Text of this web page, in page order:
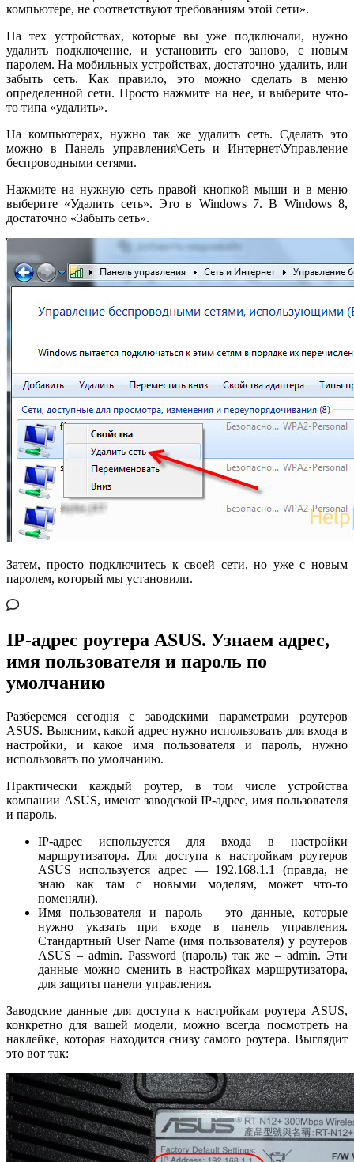
компьютере, не соответствуют требованиям этой сети».
На тех устройствах, которые вы уже подключали, нужно
удалить подключение, и установить его заново, с новым
паролем. На мобильных устройствах, достаточно удалить, или
забыть сеть. Как правило, это можно сделать в меню
определенной сети. Просто нажмите на нее, и выберите что-
то типа «удалить».
На компьютерах, нужно так же удалить сеть. Сделать это
можно в Панель управления\Сеть и Интернет\Управление
беспроводными сетями.
Нажмите на нужную сеть правой кнопкой мыши и в меню
выберите «Удалить сеть». Это в Windows 7. В Windows 8,
достаточно «Забыть сеть».
Затем, просто подключитесь к своей сети, но уже с новым
паролем, который мы установили.
IP-адрес роутера ASUS. Узнаем адрес,
имя пользователя и пароль по
умолчанию
Разберемся сегодня с заводскими параметрами роутеров
ASUS. Выясним, какой адрес нужно использовать для входа в
настройки, и какое имя пользователя и пароль, нужно
использовать по умолчанию.
Практически каждый роутер, в том числе устройства
компании ASUS, имеют заводской IP-адрес, имя пользователя
и пароль.
IP-адрес используется для входа в настройки
маршрутизатора. Для доступа к настройкам роутеров
ASUS используется адрес — 192.168.1.1 (правда, не
знаю как там с новыми моделям, может что-то
поменяли).
Имя пользователя и пароль – это данные, которые
нужно указать при входе в панель управления.
Стандартный User Name (имя пользователя) у роутеров
ASUS – admin. Password (пароль) так же – admin. Эти
данные можно сменить в настройках маршрутизатора,
для защиты панели управления.
Заводские данные для доступа к настройкам роутера ASUS,
конкретно для вашей модели, можно всегда посмотреть на
наклейке, которая находится снизу самого роутера. Выглядит
это вот так: